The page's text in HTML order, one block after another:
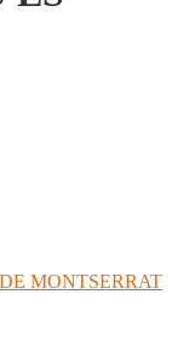
MONTSERRAT